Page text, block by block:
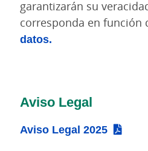
garantizarán su
corresponda en función
datos.
Aviso Legal
Aviso Legal 2025